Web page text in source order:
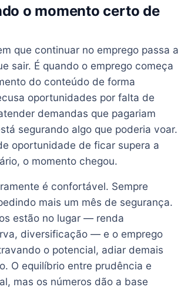
o momento certo de
que continuar no emprego passa a
sair. É quando o emprego começa
do conteúdo de forma
oportunidades por falta de
demandas que pagariam
segurando algo que poderia voar.
oportunidade de ficar supera a
o momento chegou.
é confortável. Sempre
mais um mês de segurança.
estão no lugar — renda
diversificação — e o emprego
o potencial, adiar demais
O equilíbrio entre prudência e
mas os números dão a base